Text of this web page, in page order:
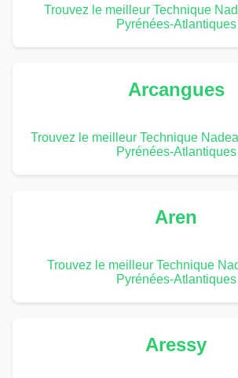
Trouvez le meilleur Technique
Pyrénées-Atlantiques
Arcangues
Trouvez le meilleur Technique
Pyrénées-Atlantiques
Aren
Trouvez le meilleur Technique
Pyrénées-Atlantiques
Aressy